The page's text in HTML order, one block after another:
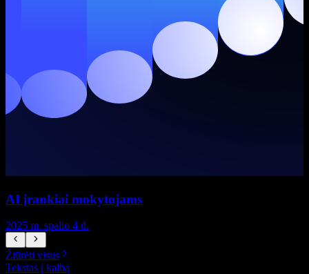
AI įrankiai mokytojams
2025 m. spalio 4 d.
Žiūrėti visus
Tekstas į kalbą